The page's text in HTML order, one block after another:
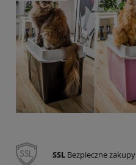
SSL Bezpieczne zakupy